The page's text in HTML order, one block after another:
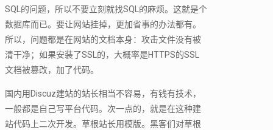
SQL的问题，所以不要立刻就找SQL的麻烦。这就是个
数据库而已。要让网站挂掉，更加省事的办法都有。
所以，问题都是在网站的文档本身：攻击文件没有被
清干净；如果安装了SSL的，大概率是HTTPS的SSL
文档被篡改，加了代码。
国内用Discuz建站的站长相当不容易，有钱有技术，
一般都是自己写平台代码。次一点的，就是在这种建
站代码上二次开发。草根站长用模版。黑客们对草根